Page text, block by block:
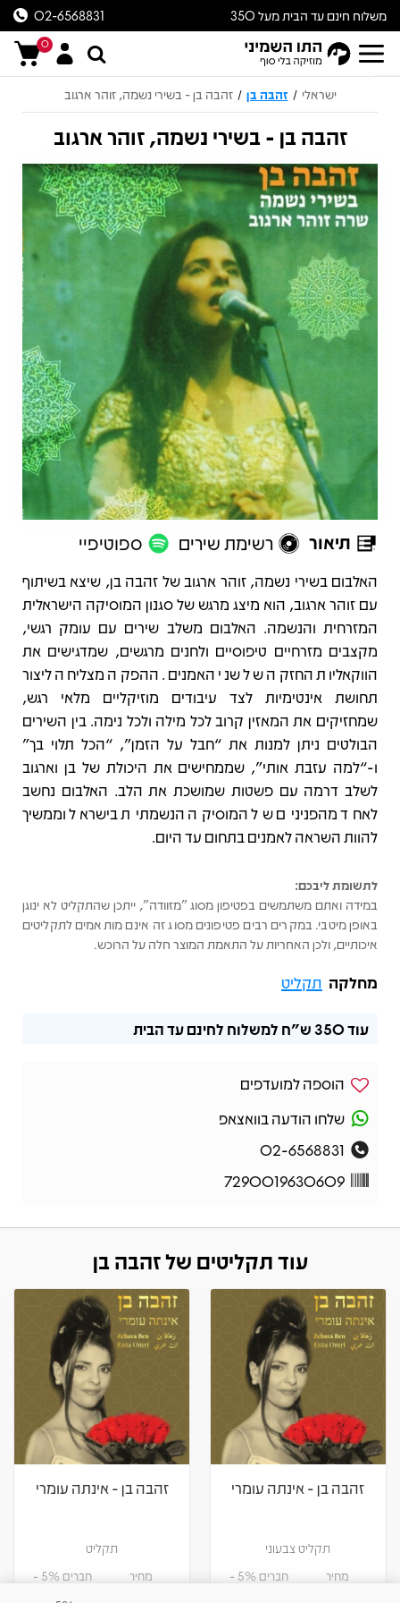
משלוח חינם עד הבית מעל 350
ש״ח
02-6568831
0
ישראלי / זהבה בן / זהבה בן - בשירי נשמה, זוהר ארגוב
זהבה בן - בשירי נשמה, זוהר ארגוב
תיאור רשימת שירים ספוטיפיי
תיאור
האלבום בשירי נשמה, זוהר ארגוב של זהבה בן, שיצא בשיתוף
עם זוהר ארגוב, הוא מיצג מרגש של סגנון המוסיקה הישראלית
המזרחית והנשמה. האלבום משלב שירים עם עומק רגשי,
מקצבים מזרחיים טיפוסיים ולחנים מרגשים, שמדגישים את
הווקאליות החזקה של שני האמנים. ההפקה מצליחה ליצור
תחושת אינטימיות לצד עיבודים מוזיקליים מלאי רגש,
שמחזיקים את המאזין קרוב לכל מילה ולכל נימה. בין השירים
הבולטים ניתן למנות את “חבל על הזמן”, “הכל תלוי בך”
ו‑“למה עזבת אותי”, שממחישים את היכולת של בן וארגוב
לשלב דרמה עם פשטות שמושכת את הלב. האלבום נחשב
לאחד מהפנינים של המוסיקה הנשמתית בישראל וממשיך
להוות השראה לאמנים בתחום עד היום.
לתשומת ליבכם:
במידה ואתם משתמשים בפטיפון מסוג "מזוודה", ייתכן שהתקליט לא ינוגן
באופן מיטבי. במקרים רבים פטיפונים מסוג זה אינם מותאמים לתקליטים
איכותיים, ולכן האחריות על התאמת המוצר חלה על הרוכש.
מחלקה תקליט
עוד350 ש"ח למשלוח לחינם עד הבית
הוספה למועדפים
שלחו הודעה בוואצאפ
02-6568831
7290019630609
עוד תקליטים של זהבה בן
זהבה בן - אינתה עומרי
תקליט צבעוני
מחיר חברים 5% -
זהבה בן - אינתה עומרי
תקליט
מחיר חברים 5% -